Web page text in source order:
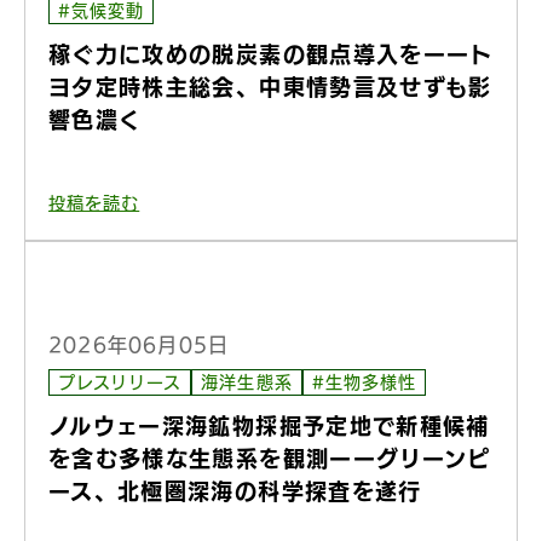
#気候変動
稼ぐ力に攻めの脱炭素の観点導入をーート
ヨタ定時株主総会、中東情勢言及せずも影
響色濃く
投稿を読む
2026年06月05日
プレスリリース 海洋生態系 #生物多様性
ノルウェー深海鉱物採掘予定地で新種候補
を含む多様な生態系を観測ーーグリーンピ
ース、北極圏深海の科学探査を遂行